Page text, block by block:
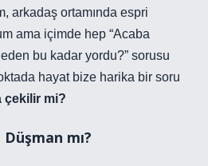
arkadaş ortamında espri
ama içimde hep “Acaba
bu kadar yordu?” sorusu
hayat bize harika bir soru
çekilir mi?
mı?